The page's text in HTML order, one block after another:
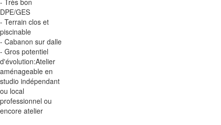
- Très bon
DPE/GES
- Terrain clos et
piscinable
- Cabanon sur dalle
- Gros potentiel
d'évolution:Atelier
aménageable en
studio indépendant
ou local
professionnel ou
encore atelier